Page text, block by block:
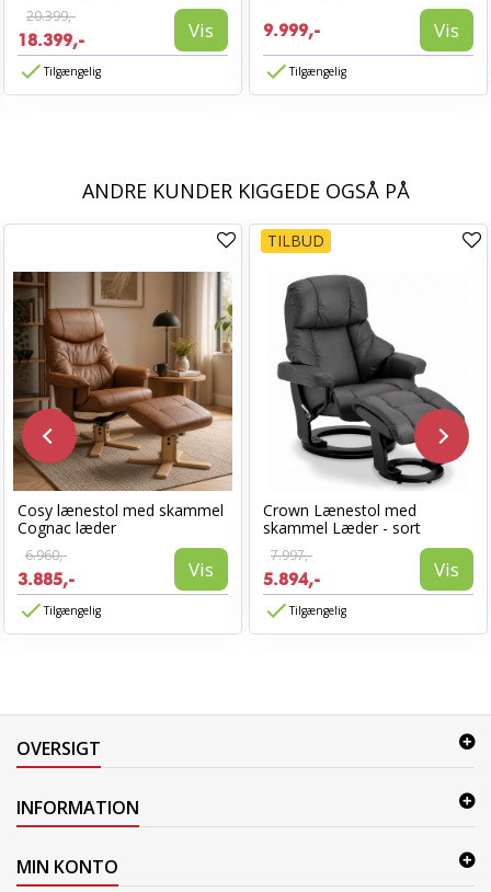
20.399,-
18.399,- Vis
Tilgængelig
9.999,- Vis
Tilgængelig
ANDRE KUNDER KIGGEDE OGSÅ PÅ
Cosy lænestol med skammel
Cognac læder
6.960,-
3.885,- Vis
Tilgængelig
TILBUD
Crown Lænestol med
skammel Læder - sort
7.997,-
5.894,- Vis
Tilgængelig
OVERSIGT
INFORMATION
MIN KONTO